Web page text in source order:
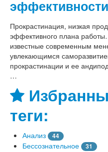
эффективности
Прокрастинация, низкая
эффективного плана
известные современным
увлекающимся
прокрастинации и ее
…
теги:
Анализ 44
Бессознательное 31